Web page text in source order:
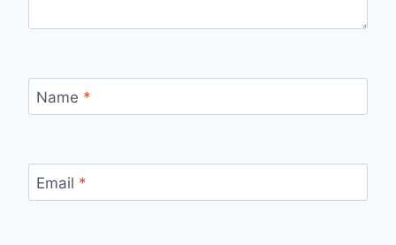
Name *
Email *